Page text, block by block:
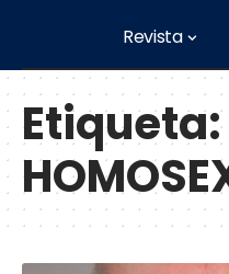
Revista
Etiqueta: